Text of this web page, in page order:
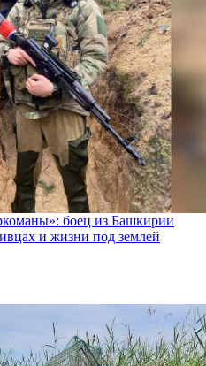
боец из Башкирии
и жизни под землей